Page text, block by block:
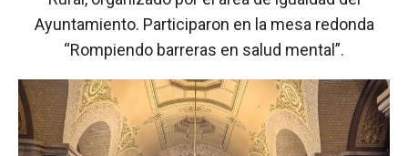
Ayuntamiento. Participaron en la mesa redonda
“Rompiendo barreras en salud mental”.